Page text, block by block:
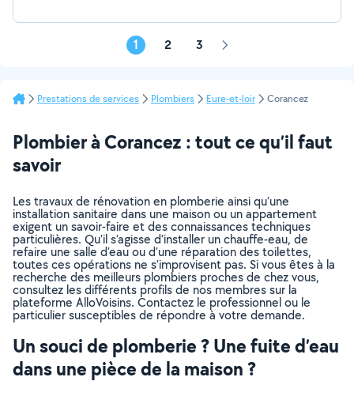
1 2 3 Page
Prestations de services Plombiers Eure-et-loir Corancez
Plombier à Corancez : tout ce qu’il faut
savoir
Les travaux de rénovation en plomberie ainsi qu’une
installation sanitaire dans une maison ou un appartement
exigent un savoir-faire et des connaissances techniques
particulières. Qu’il s’agisse d’installer un chauffe-eau, de
refaire une salle d’eau ou d’une réparation des toilettes,
toutes ces opérations ne s’improvisent pas. Si vous êtes à la
recherche des meilleurs plombiers proches de chez vous,
consultez les différents profils de nos membres sur la
plateforme AlloVoisins. Contactez le professionnel ou le
particulier susceptibles de répondre à votre demande.
Un souci de plomberie ? Une fuite d’eau
dans une pièce de la maison ?